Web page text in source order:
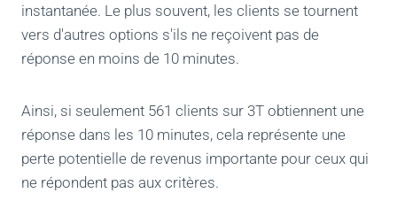
instantanée. Le plus souvent, les clients se tournent
vers d'autres options s'ils ne reçoivent pas de
réponse en moins de 10 minutes.
Ainsi, si seulement 561 clients sur 3T obtiennent une
réponse dans les 10 minutes, cela représente une
perte potentielle de revenus importante pour ceux qui
ne répondent pas aux critères.